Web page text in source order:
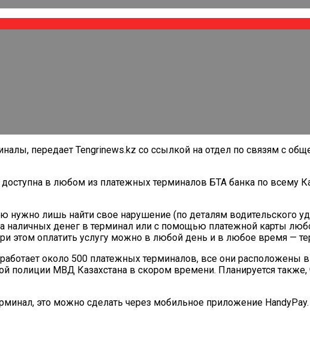
передает Tengrinews.kz со ссылкой на отдел по связям с
в любом из платежных терминалов БТА банка по всему
лишь найти свое нарушение (по деталям водительского
наличных денег в терминал или с помощью платежной карты
этом оплатить услугу можно в любой день и в любое время —
около 500 платежных терминалов, все они расположены
полиции МВД Казахстана в скором времени. Планируется также,
это можно сделать через мобильное приложение